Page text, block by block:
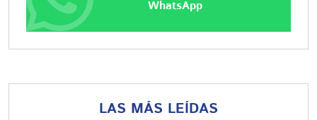
WhatsApp
LAS MÁS LEÍDAS